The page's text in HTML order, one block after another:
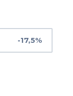
-17,5%